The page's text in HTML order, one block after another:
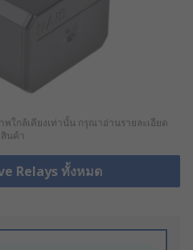
ใกล้เคียงเท่านั้น กรุณาอ่านรายละเอียด
สินค้า
Relays ทั้งหมด